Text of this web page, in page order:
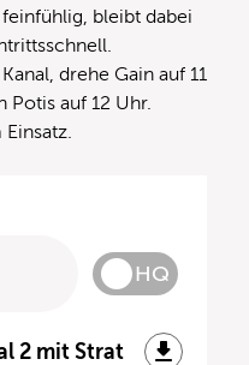
bleibt dabei
drehe Gain auf 11
Potis auf 12 Uhr.
HQ
2 mit Strat